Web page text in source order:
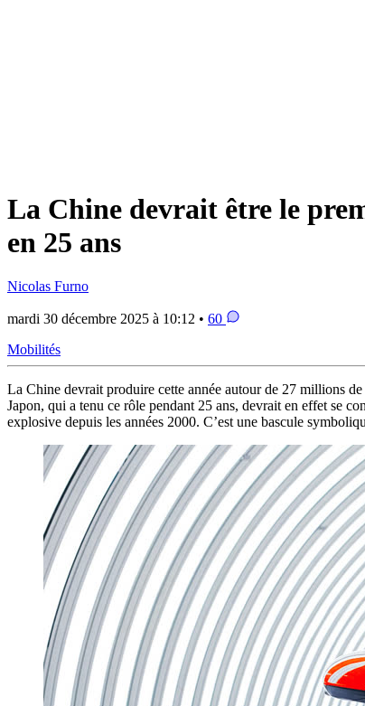
La Chine devrait être le
en 25 ans
Nicolas Furno
mardi 30 décembre 2025 à 10:12 • 60
Mobilités
La Chine devrait produire cette année autour de 27 millions
Japon, qui a tenu ce rôle pendant 25 ans, devrait en effet se
explosive depuis les années 2000. C’est une bascule